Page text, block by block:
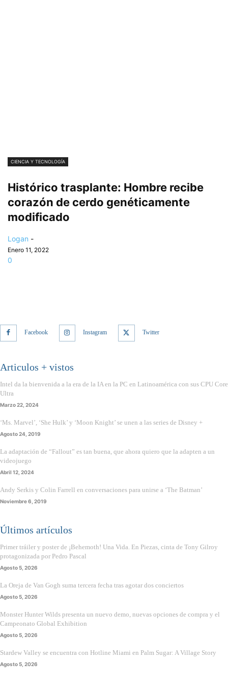
CIENCIA Y TECNOLOGÍA
Histórico trasplante: Hombre recibe
corazón de cerdo genéticamente
modificado
Logan -
Enero 11, 2022
0
Facebook Instagram Twitter
Articulos + vistos
Intel da la bienvenida a la era de la IA en la PC en Latinoamérica con sus CPU Core
Ultra
Marzo 22, 2024
‘Ms. Marvel’, ‘She Hulk’ y ‘Moon Knight’ se unen a las series de Disney +
Agosto 24, 2019
La adaptación de “Fallout” es tan buena, que ahora quiero que la adapten a un
videojuego
Abril 12, 2024
Andy Serkis y Colin Farrell en conversaciones para unirse a ‘The Batman’
Noviembre 6, 2019
Últimos artículos
Primer tráiler y poster de ¡Behemoth! Una Vida. En Piezas, cinta de Tony Gilroy
protagonizada por Pedro Pascal
Agosto 5, 2026
La Oreja de Van Gogh suma tercera fecha tras agotar dos conciertos
Agosto 5, 2026
Monster Hunter Wilds presenta un nuevo demo, nuevas opciones de compra y el
Campeonato Global Exhibition
Agosto 5, 2026
Stardew Valley se encuentra con Hotline Miami en Palm Sugar: A Village Story
Agosto 5, 2026